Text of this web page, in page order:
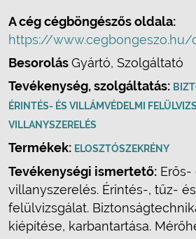
A cég cégböngészős oldala:
https://
BesorolásGyártó, Szolgáltató
Tevékenység, szolgáltatás:
ÉRINTÉS- ÉS VILLÁMVÉDELMI
VILLANYSZERELÉS
Termékek: ELOSZTÓSZEKRÉNY
Tevékenységi ismertető: Erős-
villanyszerelés. Érintés-, tűz-
felülvizsgálat.
kiépítése, karbantartása.